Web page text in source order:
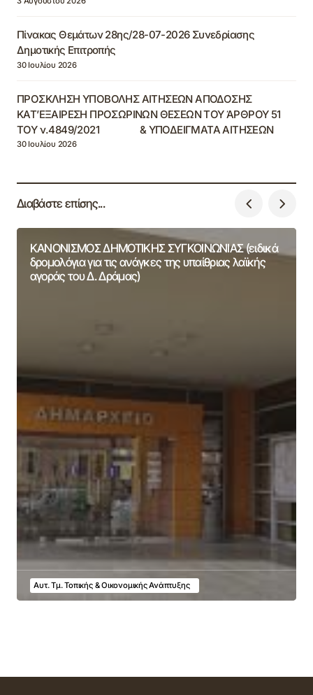
Πίνακας Θεμάτων 28ης/28-07-2026 Συνεδρίασης
Δημοτικής Επιτροπής
30 Ιουλίου 2026
ΠΡΟΣΚΛΗΣΗ ΥΠΟΒΟΛΗΣ ΑΙΤΗΣΕΩΝ ΑΠΟΔΟΣΗΣ
ΚΑΤ’ΕΞΑΙΡΕΣΗ ΠΡΟΣΩΡΙΝΩΝ ΘΕΣΕΩΝ ΤΟΥ ΆΡΘΡΟΥ 51
ΤΟΥ ν.4849/2021 & ΥΠΟΔΕΙΓΜΑΤΑ ΑΙΤΗΣΕΩΝ
30 Ιουλίου 2026
Διαβάστε επίσης...
ΚΑΝΟΝΙΣΜΟΣ ΔΗΜΟΤΙΚΗΣ ΣΥΓΚΟΙΝΩΝΙΑΣ (ειδικά
δρομολόγια για τις ανάγκες της υπαίθριας λαϊκής
αγοράς του Δ. Δράμας)
Αυτ. Τμ. Τοπικής & Οικονομικής Ανάπτυξης